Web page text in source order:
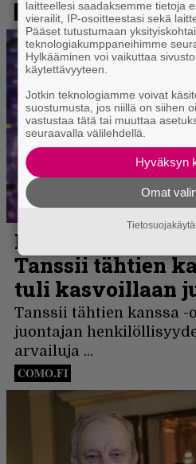
laitteellesi saadaksemme tietoja
vierailit, IP-osoitteestasi sekä
Pääset tutustumaan
teknologiakumppaneihimme
Hylkääminen voi vaikuttaa
käytettävyyteen.
Jotkin teknologiamme voivat
suostumusta, jos niillä on siihen
vastustaa tätä tai muuttaa
seuraavalla välilehdellä.
Hyväksyn
Omat